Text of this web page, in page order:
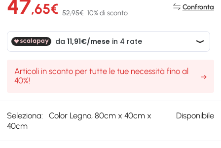
47,65€ 52,95€ 10% di sconto
Confronta
Articoli in sconto per tutte le tue necessità fino al
40%!
Seleziona:
Color Legno, 80cm x 40cm x
40cm
Disponibile